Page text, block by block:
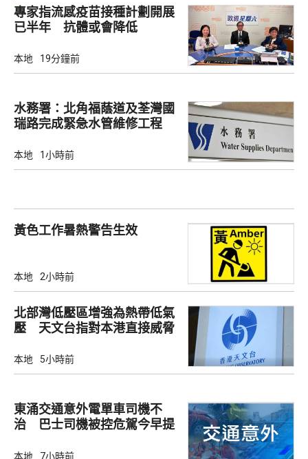
專家指流感疫苗接種計劃開展
已半年 抗體或會降低
本地 19分鐘前
水務署：北角福蔭道及荃灣國
瑞路完成緊急水管維修工程
本地 1小時前
黃色工作暑熱警告生效
本地 2小時前
北部灣低壓區增強為熱帶低氣
壓 天文台指對本港直接威脅
本地 5小時前
東涌交通意外電單車司機不
治 巴士司機被控危駕今早提
本地 7小時前